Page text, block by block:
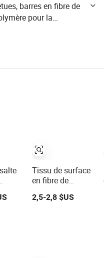
barres en fibre de
pour la
en
Tissu de surface
en fibre de
aux flammes
2,5-2,8 $US